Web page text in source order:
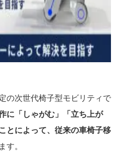
の次世代椅子型モビリティで
に「しゃがむ」「立ち上が
とによって、従来の車椅子移
す。